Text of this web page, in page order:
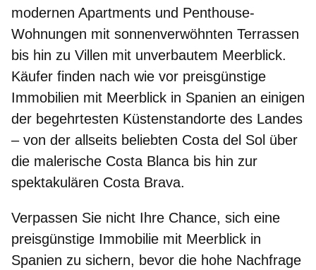
modernen Apartments und Penthouse-
Wohnungen mit sonnenverwöhnten Terrassen
bis hin zu Villen mit unverbautem Meerblick.
Käufer finden nach wie vor preisgünstige
Immobilien mit Meerblick in Spanien an einigen
der begehrtesten Küstenstandorte des Landes
– von der allseits beliebten Costa del Sol über
die malerische Costa Blanca bis hin zur
spektakulären Costa Brava.
Verpassen Sie nicht Ihre Chance, sich eine
preisgünstige Immobilie mit Meerblick in
Spanien zu sichern, bevor die hohe Nachfrage